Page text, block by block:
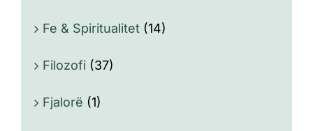
Fe & Spiritualitet (14)
Filozofi (37)
Fjalorë (1)